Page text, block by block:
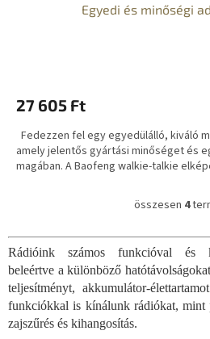
Egyedi és minőségi
27 605 Ft
Fedezzen fel egy egyedülálló, kiváló
amely jelentős gyártási minőséget és
magában. A Baofeng walkie-talkie
L
s
t
a
i
r
összesen 4
Rádióink számos funkcióval és
beleértve a különböző
teljesítményt, akkumulátor-
funkciókkal is kínálunk rádiókat, mint
zajszűrés és kihangosítás.